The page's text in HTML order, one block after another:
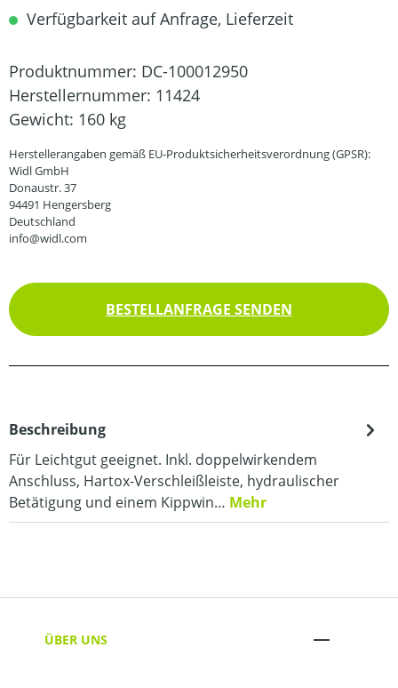
Verfügbarkeit auf Anfrage, Lieferzeit
Produktnummer: DC-100012950
Herstellernummer: 11424
Gewicht: 160 kg
Herstellerangaben gemäß EU-Produktsicherheitsverordnung (GPSR):
Widl GmbH
Donaustr. 37
94491 Hengersberg
Deutschland
info@widl.com
BESTELLANFRAGE SENDEN
Beschreibung
Für Leichtgut geeignet. Inkl. doppelwirkendem
Anschluss, Hartox-Verschleißleiste, hydraulischer
Betätigung und einem Kippwin… Mehr
ÜBER UNS